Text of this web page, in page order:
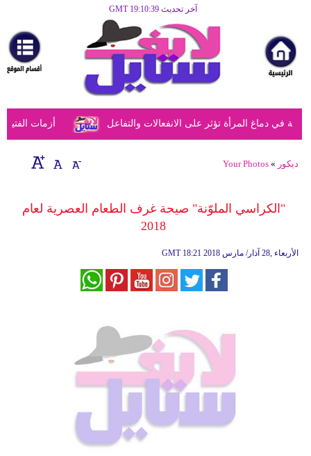
آخر تحديث GMT 19:10:39
مرأة
أزياء
أزياء
إسلامية
صحة
أزمات دماغ المرأة تؤثر على الانفعالات والتفاعل
ديكور »
Your Photos
"الكراسي الملوّنة" صيحة غرف الطعام العصرية لعام
2018
GMT 18:21 2018 الأربعاء ,28 آذار/ مارس